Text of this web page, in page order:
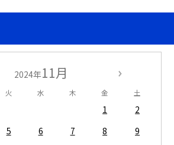
2024年11月
火 水 木 金 土
1
2
5 6 7 8
9